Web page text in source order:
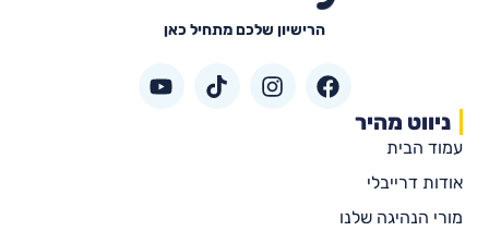
הרישיון שלכם מתחיל כאן
ניווט מהיר
עמוד הבית
אודות דרייבלי
מורי הנהיגה שלנו